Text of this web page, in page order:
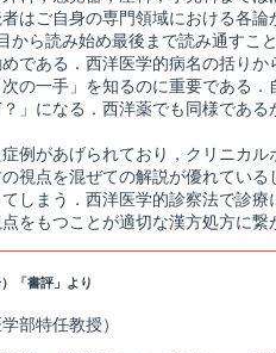
はご自身の専門領域における各
から読み始め最後まで読み通すこ
である．西洋医学的病名の括り
の一手」を知るのに重要である
」になる．西洋薬でも同様であ
例があげられており，クリニカ
視点を混ぜての解説が優れてい
しまう．西洋医学的診察法で診
をもつことが適切な漢方処方に
「書評」より
部特任教授）